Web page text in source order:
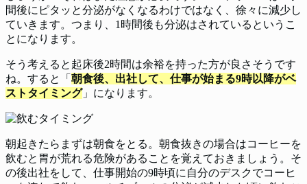
間後にピタッと分泌がなくなるわけではなく、徐々に減少し
ていきます。つまり、1時間後も分泌はされているというこ
とになります。
そう考えると起床後2時間は余裕を持った方が良さそうです
ね。すると「 朝食後、出社して、仕事が始まる9時以降がベ
ストタイミング」になります。
朝起きたらまずは朝食をとる。朝食抜きの場合はコーヒーを
飲むと胃が荒れる危険があることを覚えておきましょう。そ
の後出社をして、仕事開始の9時頃に自分のデスクでコーヒ